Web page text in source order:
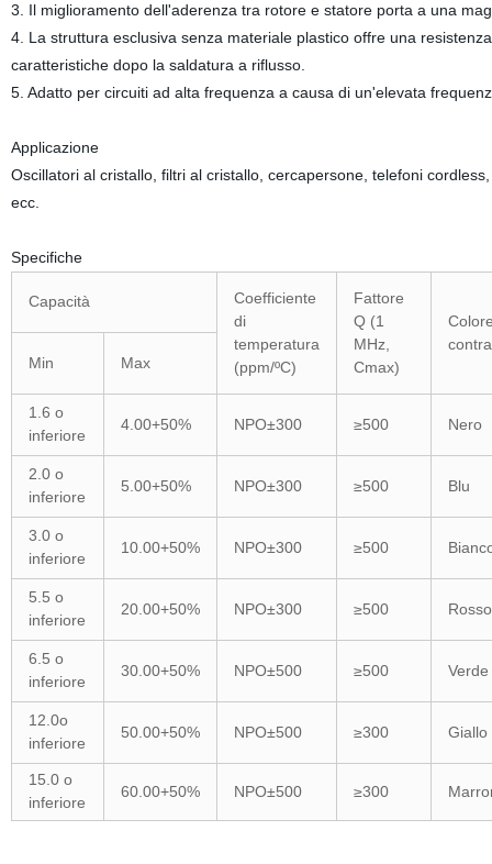
3. Il miglioramento dell'aderenza tra rotore e statore porta a una
4. La struttura esclusiva senza materiale plastico offre una
caratteristiche dopo la saldatura a riflusso.
5. Adatto per circuiti ad alta frequenza a causa di un'elevata
Applicazione
Oscillatori al cristallo, filtri al cristallo, cercapersone, telefoni
ecc.
Specifiche
Capacità
Coefficiente
di
temperatura
(ppm/ºC)
Fattore
Q (1
MHz,
Cmax)
Min
Max
1.6 o
inferiore
4.00+50% NPO±300 ≥500 Nero
2.0 o
inferiore
5.00+50% NPO±300 ≥500 Blu
3.0 o
inferiore
10.00+50% NPO±300 ≥500
5.5 o
inferiore
20.00+50% NPO±300 ≥500 Rosso
6.5 o
inferiore
30.00+50% NPO±500 ≥500
12.0o
inferiore
50.00+50% NPO±500 ≥300 Giallo
15.0 o
inferiore
60.00+50% NPO±500 ≥300